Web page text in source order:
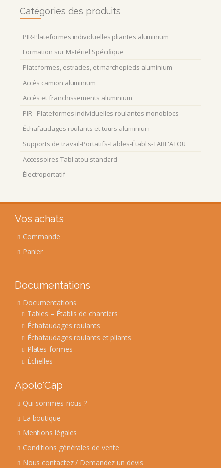
variations.
peuvent
être
sur
du
produit
Catégories des produits
PIR-Plateformes individuelles pliantes aluminium
Formation sur Matériel Spécifique
Plateformes, estrades, et marchepieds aluminium
Accès camion aluminium
Accès et franchissements aluminium
PIR - Plateformes individuelles roulantes monoblocs
Échafaudages roulants et tours aluminium
Supports de travail-Portatifs-Tables-Établis-TABL'ATOU
Accessoires Tabl'atou standard
Électroportatif
Vos achats
Commande
Panier
Documentations
Documentations
Tables – Établis de chantiers
Échafaudages roulants
Échafaudages roulants et pliants
Plates-formes
Échelles
Apolo’Cap
Qui sommes-nous ?
La boutique
Mentions légales
Conditions générales de vente
Nous contactez / Demandez un devis